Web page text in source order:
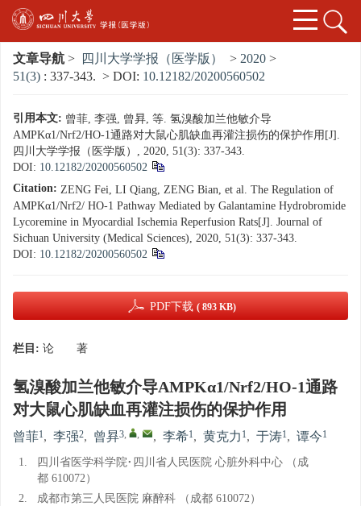
文章导航 > 四川大学学报（医学版） > 2020 >
51(3) : 337-343. > DOI: 10.12182/20200560502
引用本文: 曾菲, 李强, 曾昪, 等. 氢溴酸加兰他敏介导
AMPKα1/Nrf2/HO-1通路对大鼠心肌缺血再灌注损伤的保护作用[J].
四川大学学报（医学版）, 2020, 51(3): 337-343.
DOI: 10.12182/20200560502
Citation: ZENG Fei, LI Qiang, ZENG Bian, et al. The Regulation of
AMPKα1/Nrf2/ HO-1 Pathway Mediated by Galantamine Hydrobromide
Lycoremine in Myocardial Ischemia Reperfusion Rats[J]. Journal of
Sichuan University (Medical Sciences), 2020, 51(3): 337-343.
DOI: 10.12182/20200560502
PDF下载 ( 893 KB)
栏目: 论 著
氢溴酸加兰他敏介导AMPKα1/Nrf2/HO-1通路
对大鼠心肌缺血再灌注损伤的保护作用
曾菲1, 李强2, 曾昪3, , , 李希1, 黄克力 1, 于涛1, 谭今1
1.
四川省医学科学院·四川省人民医院 心脏外科中心 （成
都 610072）
2.
成都市第三人民医院 麻醉科 （成都 610072）